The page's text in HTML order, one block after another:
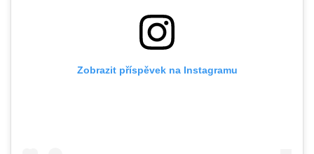
Zobrazit příspěvek na Instagramu